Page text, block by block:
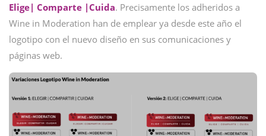
Elige| Comparte |Cuida. Precisamente los adheridos a
Wine in Moderation han de emplear ya desde este año el
logotipo con el nuevo diseño en sus comunicaciones y
páginas web.